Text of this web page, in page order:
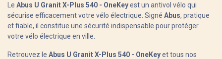
Le Abus U Granit X-Plus 540 - OneKeyest un antivol vélo qui
sécurise efficacement votre vélo électrique. Signé Abus, pratique
et fiable, il constitue une sécurité indispensable pour protéger
votre vélo électrique en ville.
Retrouvez le Abus U Granit X-Plus 540 - OneKeyet tous nos